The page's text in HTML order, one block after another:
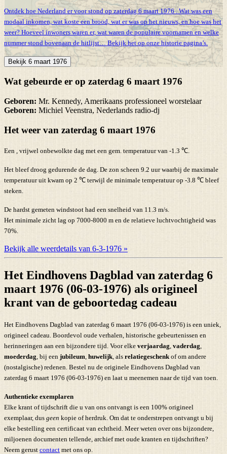
Ontdek hoe Nederland er voor stond op zaterdag 6 maart 1976 . Wat was een
modaal inkomen, wat koste een brood, wat er was op het nieuws, en hoe was het
weer? Hoeveel inwoners waren er, wat waren de populaire voornamen en welke
nummer stond bovenaan de hitlijst… Bekijk het op onze historie pagina’s.
Bekijk 6 maart 1976
Wat gebeurde er op zaterdag 6 maart 1976
Geboren: Mr. Kennedy, Amerikaans professioneel worstelaar
Geboren: Michiel Veenstra, Nederlands radio-dj
Het weer van zaterdag 6 maart 1976
Een , vrijwel onbewolkte dag met een gem. temperatuur van -1.3 ℃.
Het bleef droog gedurende de dag. De zon scheen 9.2 uur waarbij de maximale
temperatuur uit kwam op 2 ℃ terwijl de minimale temperatuur op -3.8 ℃ bleef
steken.
De hardst gemeten windstoot had een snelheid van 11.3 m/s.
Het minimale zicht lag op 7000-8000 m en de relatieve luchtvochtigheid was
70%.
Bekijk alle weerdetails van 6-3-1976 »
Het Eindhovens Dagblad van zaterdag 6
maart 1976 (06-03-1976) als origineel
krant van de geboortedag cadeau
Het Eindhovens Dagblad van zaterdag 6 maart 1976 (06-03-1976) is een uniek,
origineel cadeau. Boordevol oude verhalen, historische gebeurtenissen en
herinneringen aan een bijzondere tijd. Voor elke verjaardag, vaderdag,
moederdag, bij een jubileum, huwelijk, als relatiegeschenkof om andere
(nostalgische) redenen. Bestel nu de originele Eindhovens Dagblad van
zaterdag 6 maart 1976 (06-03-1976) en laat u meenemen naar de tijd van toen.
Authentieke exemplaren
Elke krant of tijdschrift die u van ons ontvangt is een 100% origineel
exemplaar, dus geen kopie of herdruk. Om dat te onderstrepen ontvangt u bij
elke bestelling een certificaat van echtheid. Meer weten over ons bijzondere,
miljoenen documenten tellende, archief met oude kranten en tijdschriften?
Neem gerust contact met ons op.